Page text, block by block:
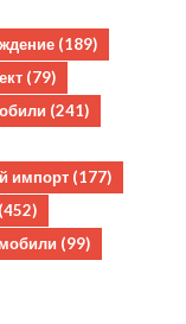
(189)
(79)
(241)
импорт (177)
(452)
(99)